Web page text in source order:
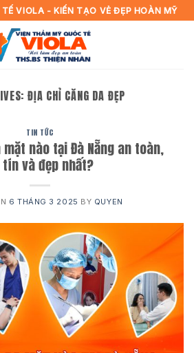
VIOLA - KIẾN TẠO VẺ ĐẸP HOÀN MỸ
ĐỊA CHỈ CĂNG DA ĐẸP
TIN TỨC
nào tại Đà Nẵng an toàn,
tín và đẹp nhất?
6 THÁNG 3 2025 BY QUYEN